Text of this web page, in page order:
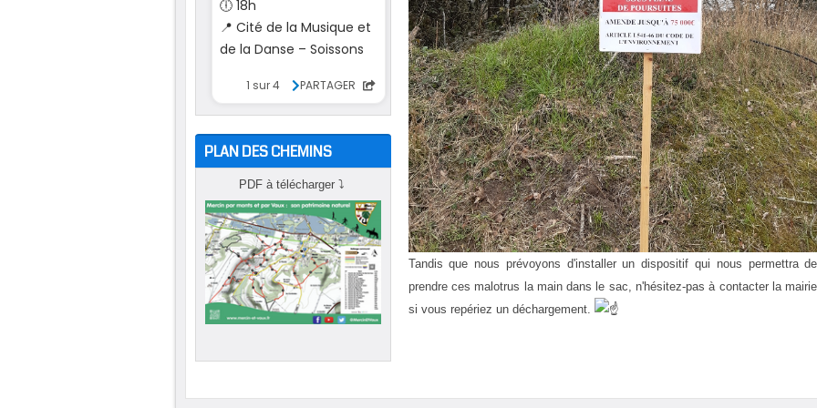
PLAN DES CHEMINS
PDF à télécharger ⤵
Tandis que nous prévoyons d'installer un dispositif qui nous permettra de
prendre ces malotrus la main dans le sac, n'hésitez-pas à contacter la mairie
si vous repériez un déchargement.